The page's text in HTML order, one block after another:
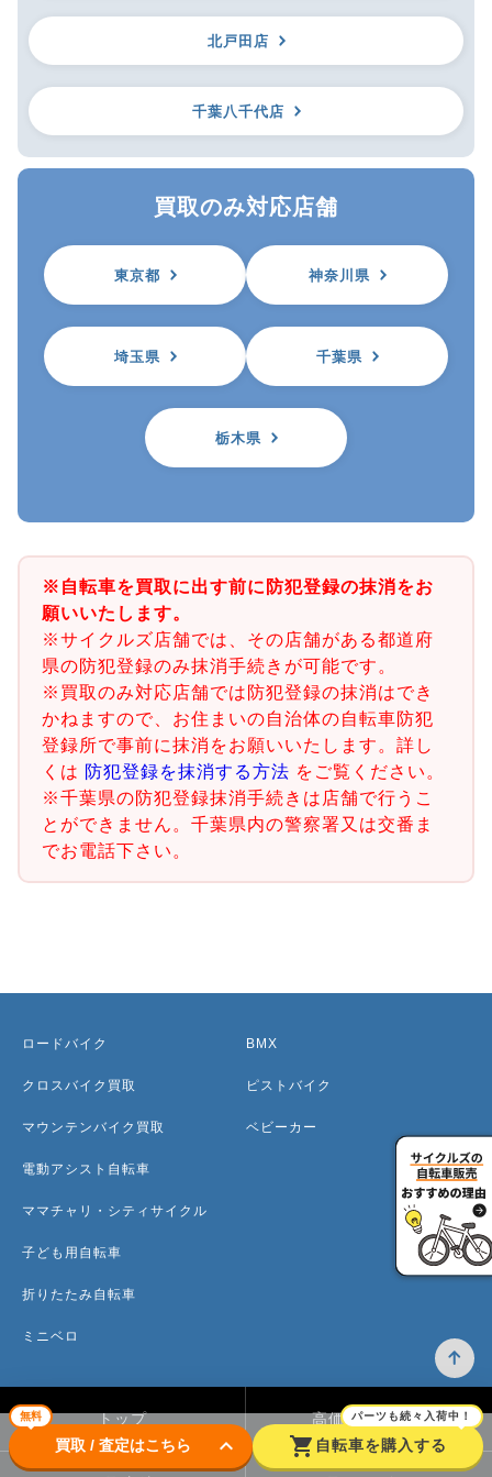
北戸田店
千葉八千代店
買取のみ対応店舗
東京都 神奈川県
埼玉県 千葉県
栃木県
※自転車を買取に出す前に防犯登録の抹消をお
願いいたします。
※サイクルズ店舗では、その店舗がある都道府
県の防犯登録のみ抹消手続きが可能です。
※買取のみ対応店舗では防犯登録の抹消はでき
かねますので、お住まいの自治体の自転車防犯
登録所で事前に抹消をお願いいたします。詳し
くは 防犯登録を抹消する方法 をご覧ください。
※千葉県の防犯登録抹消手続きは店舗で行うこ
とができません。千葉県内の警察署又は交番ま
でお電話下さい。
無料
買取 / 査定はこちら keyboard_arrow_down shopping_cart
パーツも続々入荷中！
自転車を購入する
ロードバイク
クロスバイク買取
マウンテンバイク買取
電動アシスト自転車
ママチャリ・シティサイクル
子ども用自転車
折りたたみ自転車
ミニベロ
BMX
ピストバイク
ベビーカー
トップ 高価買取のワケ